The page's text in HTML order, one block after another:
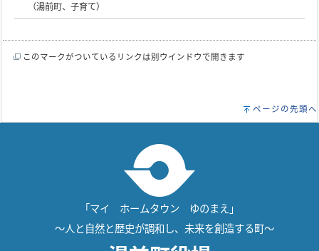
（湯前町、子育て）
このマークがついているリンクは別ウインドウで開きます
ページの先頭へ
「マイ ホームタウン ゆのまえ」
～人と自然と歴史が調和し、未来を創造する町～